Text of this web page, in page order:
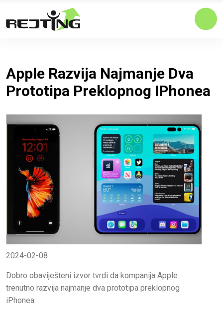
Apple Razvija Najmanje Dva
Prototipa Preklopnog IPhonea
2024-02-08
Dobro obaviješteni izvor tvrdi da kompanija Apple
trenutno razvija najmanje dva prototipa preklopnog
iPhonea.